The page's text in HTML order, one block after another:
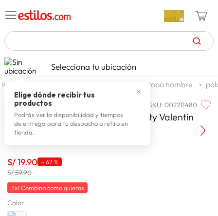
TÉRMINOS MÁS BUSCADOS
1. celulares
2. zapatillas mujer
3. zapatillas hombre
4. moda
6 . tv
8. terrex
9.
Selecciona tu ubicación
✕
Elige dónde recibir tus
productos
Podrás ver la disponibilidad y tiempos
de entrega para tu despacho o retiro en
tienda.
moda y accesorios hombre ropa hombre
BIG CITY SKU:002211480
Polo Manga Corta Hombre Big City Valentin
S/19.90 - 67 %
S/ 59.90
3x1 Combina como quieras
Color